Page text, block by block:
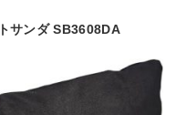
サンダ SB3608DA